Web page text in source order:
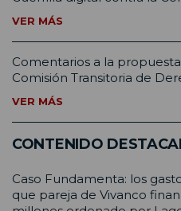
VER MÁS
Comentarios a la
Comisión Transitoria de
VER MÁS
CONTENIDO
Caso Fundamenta: los
que pareja de Vivanco